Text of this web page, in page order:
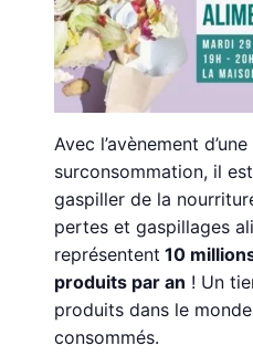
Avec l’avènement
surconsommation, il
gaspiller de la
pertes et gaspillages
représentent 10
produits par an ! Un
produits dans le
consommés.